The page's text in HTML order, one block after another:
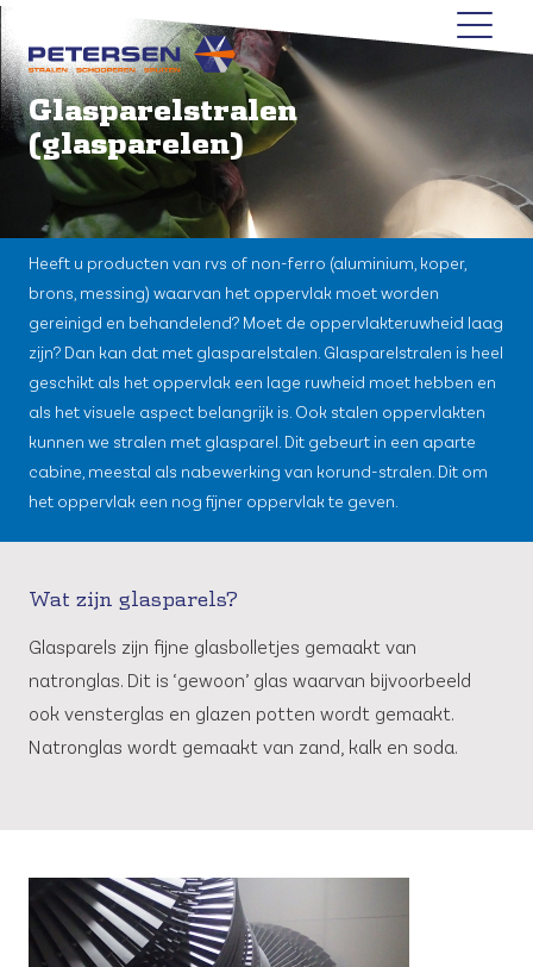
Glasparelstralen
(glasparelen)
Heeft u producten van rvs of non-ferro (aluminium, koper,
brons, messing) waarvan het oppervlak moet worden
gereinigd en behandelend? Moet de oppervlakteruwheid laag
zijn? Dan kan dat met glasparelstalen. Glasparelstralen is heel
geschikt als het oppervlak een lage ruwheid moet hebben en
als het visuele aspect belangrijk is. Ook stalen oppervlakten
kunnen we stralen met glasparel. Dit gebeurt in een aparte
cabine, meestal als nabewerking van korund-stralen. Dit om
het oppervlak een nog fijner oppervlak te geven.
Wat zijn glasparels?
Glasparels zijn fijne glasbolletjes gemaakt van
natronglas. Dit is ‘gewoon’ glas waarvan bijvoorbeeld
ook vensterglas en glazen potten wordt gemaakt.
Natronglas wordt gemaakt van zand, kalk en soda.